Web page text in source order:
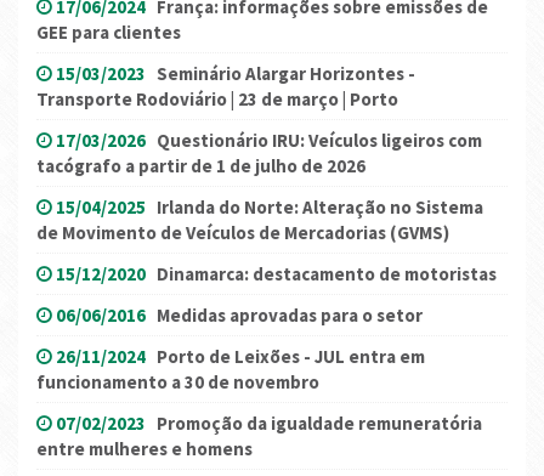
17/06/2024 França: informações sobre emissões de
GEE para clientes
15/03/2023 Seminário Alargar Horizontes -
Transporte Rodoviário | 23 de março | Porto
17/03/2026 Questionário IRU: Veículos ligeiros com
tacógrafo a partir de 1 de julho de 2026
15/04/2025 Irlanda do Norte: Alteração no Sistema
de Movimento de Veículos de Mercadorias (GVMS)
15/12/2020 Dinamarca: destacamento de motoristas
06/06/2016 Medidas aprovadas para o setor
26/11/2024 Porto de Leixões - JUL entra em
funcionamento a 30 de novembro
07/02/2023 Promoção da igualdade remuneratória
entre mulheres e homens